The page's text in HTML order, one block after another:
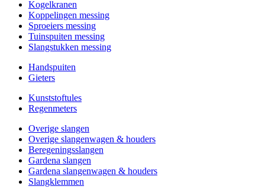
Kogelkranen
Koppelingen messing
Sproeiers messing
Tuinspuiten messing
Slangstukken messing
Handspuiten
Gieters
Kunststoftules
Regenmeters
Overige slangen
Overige slangenwagen & houders
Beregeningsslangen
Gardena slangen
Gardena slangenwagen & houders
Slangklemmen